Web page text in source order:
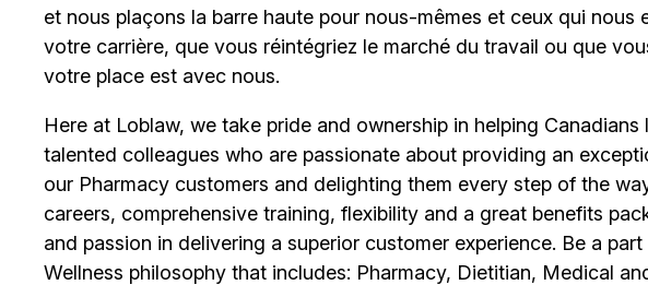
et nous plaçons la barre haute pour nous-mêmes et ceux qui nous
votre carrière, que vous réintégriez le marché du travail ou que
votre place est avec nous.
Here at Loblaw, we take pride and ownership in helping Canadians
talented colleagues who are passionate about providing an
our Pharmacy customers and delighting them every step of the
careers, comprehensive training, flexibility and a great benefits
and passion in delivering a superior customer experience. Be a
Wellness philosophy that includes: Pharmacy, Dietitian, Medical